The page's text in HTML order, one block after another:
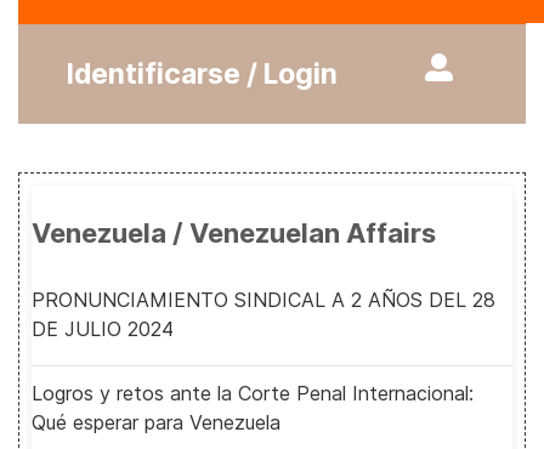
Identificarse / Login
Venezuela / Venezuelan Affairs
PRONUNCIAMIENTO SINDICAL A 2 AÑOS DEL 28
DE JULIO 2024
Logros y retos ante la Corte Penal Internacional:
Qué esperar para Venezuela